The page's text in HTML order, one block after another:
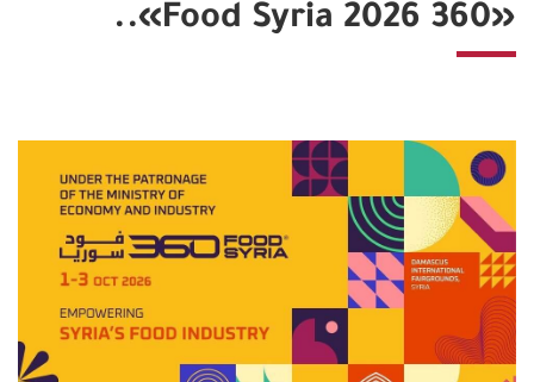
«360 Food Syria 2026»..